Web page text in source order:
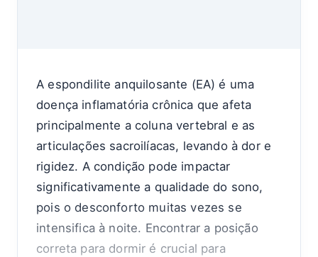
A espondilite anquilosante (EA) é uma
doença inflamatória crônica que afeta
principalmente a coluna vertebral e as
articulações sacroilíacas, levando à dor e
rigidez. A condição pode impactar
significativamente a qualidade do sono,
pois o desconforto muitas vezes se
intensifica à noite. Encontrar a posição
correta para dormir é crucial para